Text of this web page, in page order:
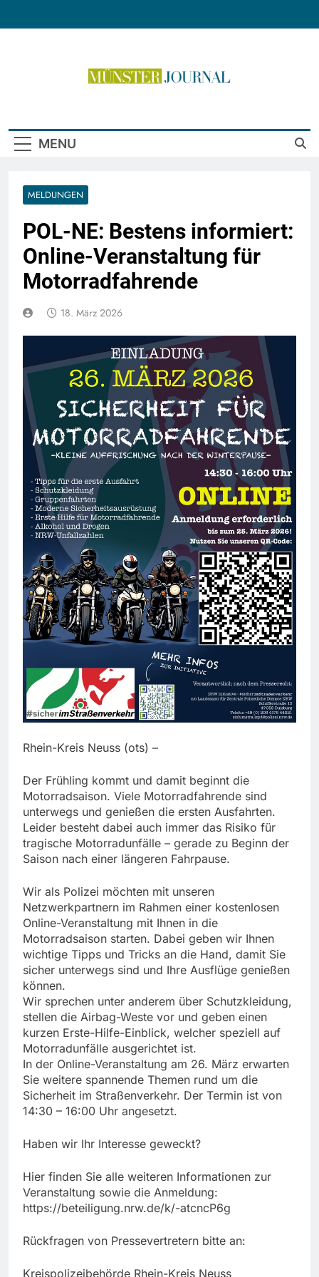
MENU
MELDUNGEN
POL-NE: Bestens informiert:
Online-Veranstaltung für
Motorradfahrende
18. März 2026
Rhein-Kreis Neuss (ots) –
Der Frühling kommt und damit beginnt die
Motorradsaison. Viele Motorradfahrende sind
unterwegs und genießen die ersten Ausfahrten.
Leider besteht dabei auch immer das Risiko für
tragische Motorradunfälle – gerade zu Beginn der
Saison nach einer längeren Fahrpause.
Wir als Polizei möchten mit unseren
Netzwerkpartnern im Rahmen einer kostenlosen
Online-Veranstaltung mit Ihnen in die
Motorradsaison starten. Dabei geben wir Ihnen
wichtige Tipps und Tricks an die Hand, damit Sie
sicher unterwegs sind und Ihre Ausflüge genießen
können.
Wir sprechen unter anderem über Schutzkleidung,
stellen die Airbag-Weste vor und geben einen
kurzen Erste-Hilfe-Einblick, welcher speziell auf
Motorradunfälle ausgerichtet ist.
In der Online-Veranstaltung am 26. März erwarten
Sie weitere spannende Themen rund um die
Sicherheit im Straßenverkehr. Der Termin ist von
14:30 – 16:00 Uhr angesetzt.
Haben wir Ihr Interesse geweckt?
Hier finden Sie alle weiteren Informationen zur
Veranstaltung sowie die Anmeldung:
https://beteiligung.nrw.de/k/-atcncP6g
Rückfragen von Pressevertretern bitte an:
Kreispolizeibehörde Rhein-Kreis Neuss